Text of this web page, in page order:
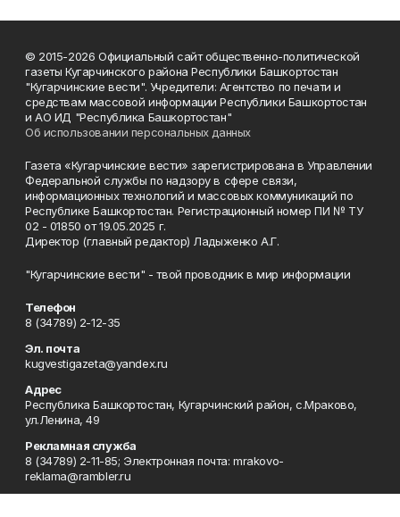
© 2015-2026 Официальный сайт общественно-политической
газеты Кугарчинского района Республики Башкортостан
"Кугарчинские вести". Учредители: Агентство по печати и
средствам массовой информации Республики Башкортостан
и АО ИД "Республика Башкортостан"
Об использовании персональных данных
Газета «Кугарчинские вести» зарегистрирована в Управлении
Федеральной службы по надзору в сфере связи,
информационных технологий и массовых коммуникаций по
Республике Башкортостан. Регистрационный номер ПИ № ТУ
02 - 01850 от 19.05.2025 г.
Директор (главный редактор) Ладыженко А.Г.
"Кугарчинские вести" - твой проводник в мир информации
Телефон
8 (34789) 2-12-35
Эл. почта
kugvestigazeta@yandex.ru
Адрес
Республика Башкортостан, Кугарчинский район, с.Мраково,
ул.Ленина, 49
Рекламная служба
8 (34789) 2-11-85; Электронная почта: mrakovo-
reklama@rambler.ru